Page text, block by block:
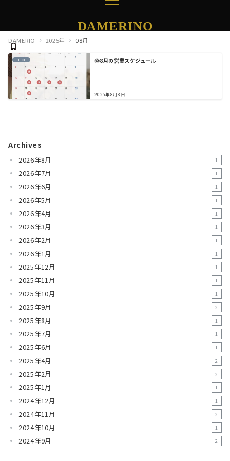
DAMERINO
DAMERIO 2025年 08月
BLOG 🌞8月の営業スケジュール
2025年8月8日
Archives
2026年8月 1
2026年7月 1
2026年6月 1
2026年5月 1
2026年4月 1
2026年3月 1
2026年2月 1
2026年1月 1
2025年12月 1
2025年11月 1
2025年10月 1
2025年9月 2
2025年8月 1
2025年7月 1
2025年6月 1
2025年4月 2
2025年2月 2
2025年1月 1
2024年12月 1
2024年11月 2
2024年10月 1
2024年9月 2